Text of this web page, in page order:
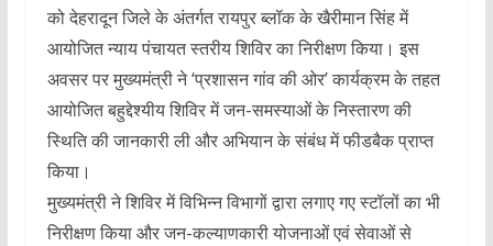
को देहरादून जिले के अंतर्गत रायपुर ब्लॉक के खैरीमान सिंह में
आयोजित न्याय पंचायत स्तरीय शिविर का निरीक्षण किया। इस
अवसर पर मुख्यमंत्री ने ‘प्रशासन गांव की ओर’ कार्यक्रम के तहत
आयोजित बहुद्देश्यीय शिविर में जन-समस्याओं के निस्तारण की
स्थिति की जानकारी ली और अभियान के संबंध में फीडबैक प्राप्त
किया।
मुख्यमंत्री ने शिविर में विभिन्न विभागों द्वारा लगाए गए स्टॉलों का भी
निरीक्षण किया और जन-कल्याणकारी योजनाओं एवं सेवाओं से